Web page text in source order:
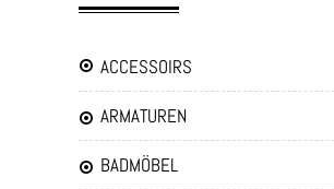
ACCESSOIRS
ARMATUREN
BADMÖBEL